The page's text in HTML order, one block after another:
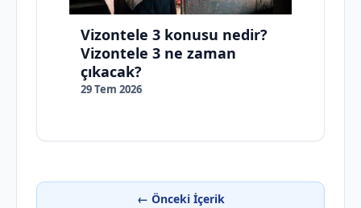
Vizontele 3 konusu nedir?
Vizontele 3 ne zaman
çıkacak?
29 Tem 2026
← Önceki İçerik